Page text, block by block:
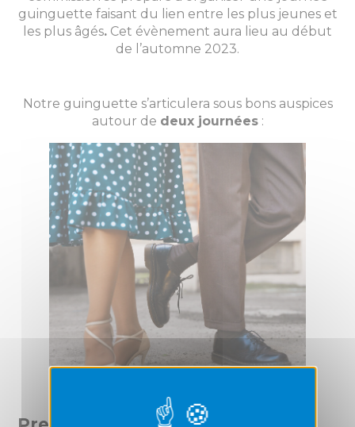
guinguette faisant du lien entre les plus jeunes et
les plus âgés. Cet évènement aura lieu au début
de l’automne 2023.
Notre guinguette s’articulera sous bons auspices
autour de deux journées: